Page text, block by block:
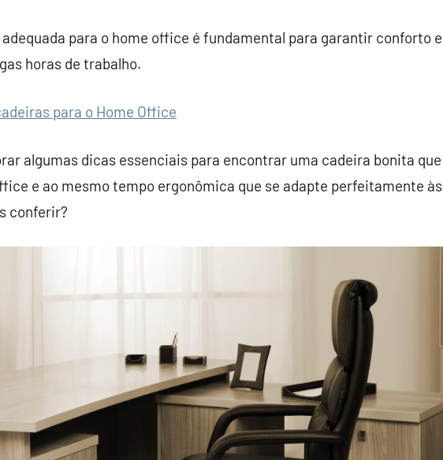
para o home office é fundamental para garantir conforto e
horas de trabalho.
para o Home Office
algumas dicas essenciais para encontrar uma cadeira bonita que
e ao mesmo tempo ergonômica que se adapte perfeitamente às
conferir?